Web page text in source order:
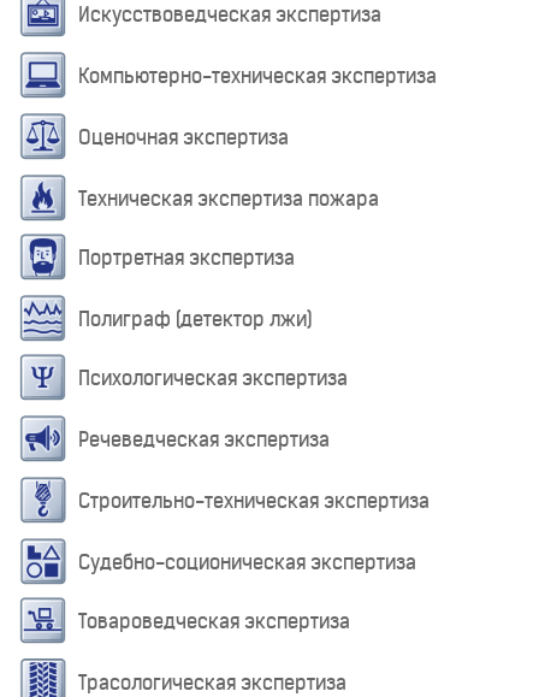
Искусствоведческая экспертиза
Компьютерно-техническая экспертиза
Оценочная экспертиза
Техническая экспертиза пожара
Портретная экспертиза
Полиграф (детектор лжи)
Психологическая экспертиза
Речеведческая экспертиза
Строительно-техническая экспертиза
Судебно-соционическая экспертиза
Товароведческая экспертиза
Трасологическая экспертиза